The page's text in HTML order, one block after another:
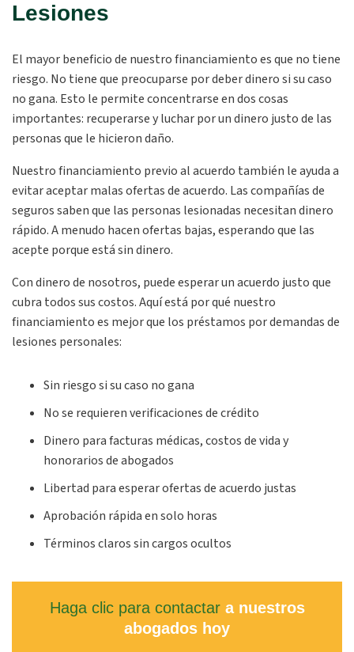
Lesiones
El mayor beneficio de nuestro financiamiento es que no tiene
riesgo. No tiene que preocuparse por deber dinero si su caso
no gana. Esto le permite concentrarse en dos cosas
importantes: recuperarse y luchar por un dinero justo de las
personas que le hicieron daño.
Nuestro financiamiento previo al acuerdo también le ayuda a
evitar aceptar malas ofertas de acuerdo. Las compañías de
seguros saben que las personas lesionadas necesitan dinero
rápido. A menudo hacen ofertas bajas, esperando que las
acepte porque está sin dinero.
Con dinero de nosotros, puede esperar un acuerdo justo que
cubra todos sus costos. Aquí está por qué nuestro
financiamiento es mejor que los préstamos por demandas de
lesiones personales:
Sin riesgo si su caso no gana
No se requieren verificaciones de crédito
Dinero para facturas médicas, costos de vida y
honorarios de abogados
Libertad para esperar ofertas de acuerdo justas
Aprobación rápida en solo horas
Términos claros sin cargos ocultos
Haga clic para contactara nuestros
abogados hoy